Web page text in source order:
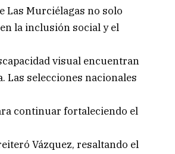
Las Murciélagas no solo
la inclusión social y el
visual encuentran
Las selecciones nacionales
continuar fortaleciendo el
Vázquez, resaltando el